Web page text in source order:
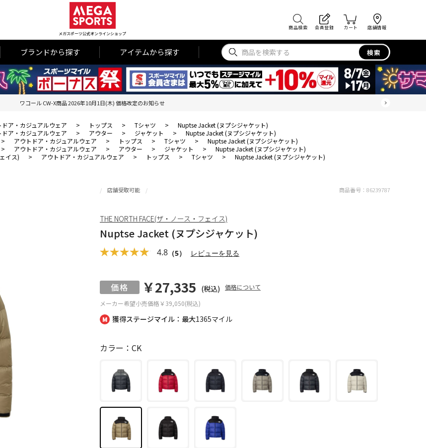
メガスポーツ公式オンラインショップ
商品検索 会員登録 カート 店舗情報
ブランドから探す アイテムから探す 検索
ワコール CW-X商品 2026年10月1日(木) 価格改定のお知らせ
ドア・カジュアルウェア > トップス > Tシャツ >
Nuptse Jacket (ヌプシジャケット)
ドア・カジュアルウェア > アウター > ジャケット >
Nuptse Jacket (ヌプシジャケット)
> アウトドア・カジュアルウェア > トップス > Tシャツ >
Nuptse Jacket (ヌプシジャケット)
> アウトドア・カジュアルウェア > アウター > ジャケット >
Nuptse Jacket (ヌプシジャケット)
イス) > アウトドア・カジュアルウェア > トップス > Tシャツ > Nuptse Jacket (ヌプシジャケット)
獲得ステージマイル：最大1365マイル
店舗受取可能
Nuptse Jacket (ヌプシジャケット)
4.8 （5） レビューを見る
メーカー希望小売価格￥39,050(税込)
￥27,335 (税込) 価格について
カラー：CK
商品番号： 86239787
THE NORTH FACE(ザ・ノース・フェイス)